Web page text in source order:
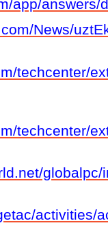
app/answers/
News/
techcenter/
techcenter/
activities/